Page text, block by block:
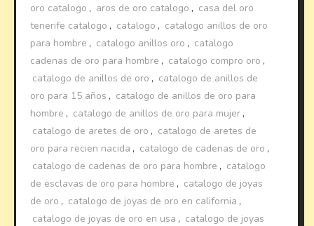
oro catalogo , aros de oro catalogo , casa del oro
tenerife catalogo , catalogo , catalogo anillos de oro
para hombre , catalogo anillos oro , catalogo
cadenas de oro para hombre , catalogo compro oro ,
catalogo de anillos de oro , catalogo de anillos de
oro para 15 años , catalogo de anillos de oro para
hombre , catalogo de anillos de oro para mujer ,
catalogo de aretes de oro , catalogo de aretes de
oro para recien nacida , catalogo de cadenas de oro ,
catalogo de cadenas de oro para hombre , catalogo
de esclavas de oro para hombre , catalogo de joyas
de oro , catalogo de joyas de oro en california ,
catalogo de joyas de oro en usa , catalogo de joyas